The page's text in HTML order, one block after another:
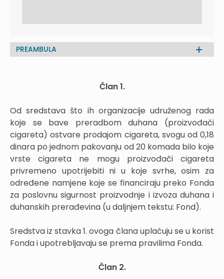
PREAMBULA
Član 1.
Od sredstava što ih organizacije udruženog rada
koje se bave preradbom duhana (proizvođači
cigareta) ostvare prodajom cigareta, svogu od 0,18
dinara po jednom pakovanju od 20 komada bilo koje
vrste cigareta ne mogu proizvođači cigareta
privremeno upotrijebiti ni u koje svrhe, osim za
određene namjene koje se financiraju preko Fonda
za poslovnu sigurnost proizvodnje i izvoza duhana i
duhanskih prerađevina (u daljnjem tekstu: Fond).
Sredstva iz stavka 1. ovoga člana uplaćuju se u korist
Fonda i upotrebljavaju se prema pravilima Fonda.
Član 2.